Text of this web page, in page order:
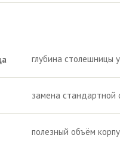
глубина столешницы
замена стандартной
полезный объём